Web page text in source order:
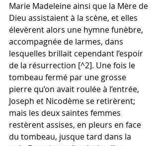
Marie Madeleine ainsi que la Mère de
Dieu assistaient à la scène, et elles
élevèrent alors une hymne funèbre,
accompagnée de larmes, dans
lesquelles brillait cependant l’espoir
de la résurrection [^2]. Une fois le
tombeau fermé par une grosse
pierre qu’on avait roulée à l’entrée,
Joseph et Nicodème se retirèrent;
mais les deux saintes femmes
restèrent assises, en pleurs en face
du tombeau, jusque tard dans la